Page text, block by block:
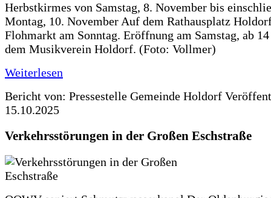
Herbstkirmes von Samstag, 8. November bis
Montag, 10. November Auf dem Rathausplatz
Flohmarkt am Sonntag. Eröffnung am Samstag, ab
dem Musikverein Holdorf. (Foto: Vollmer)
Weiterlesen
Bericht von: Pressestelle Gemeinde Holdorf
15.10.2025
Verkehrsstörungen in der Großen Eschstraße